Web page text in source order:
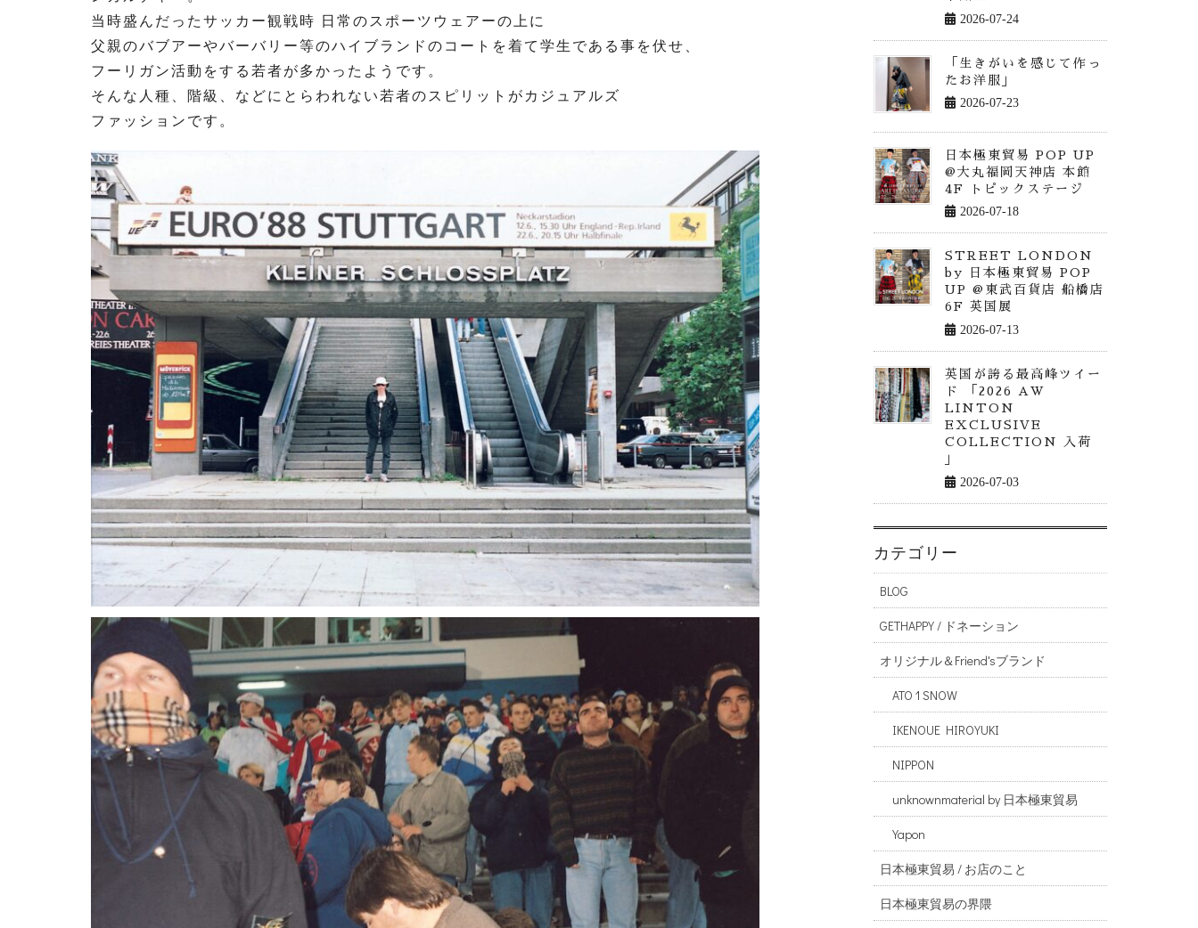
当時盛んだったサッカー観戦時 日常のスポーツウェアーの上に
父親のバブアーやバーバリー等のハイブランドのコートを着て学生である事を伏せ、
フーリガン活動をする若者が多かったようです。
そんな人種、階級、などにとらわれない若者のスピリットがカジュアルズ
ファッションです。
2026-07-24
「生きがいを感じて作っ
たお洋服」
2026-07-23
日本極東貿易 POP UP
@大丸福岡天神店 本館
4F トピックステージ
2026-07-18
STREET LONDON
by 日本極東貿易 POP
UP @東武百貨店 船橋店
6F 英国展
2026-07-13
英国が誇る最高峰ツイー
ド 「2026 AW
LINTON
EXCLUSIVE
COLLECTION 入荷
」
2026-07-03
カテゴリー
BLOG
GETHAPPY / ドネーション
オリジナル＆Friend'sブランド
ATO 1 SNOW
IKENOUE HIROYUKI
NIPPON
unknownmaterial by 日本極東貿易
Yapon
日本極東貿易 / お店のこと
日本極東貿易の界隈